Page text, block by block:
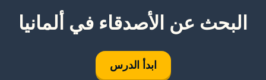
البحث عن الأصدقاء في ألمانيا
ابدأ الدرس